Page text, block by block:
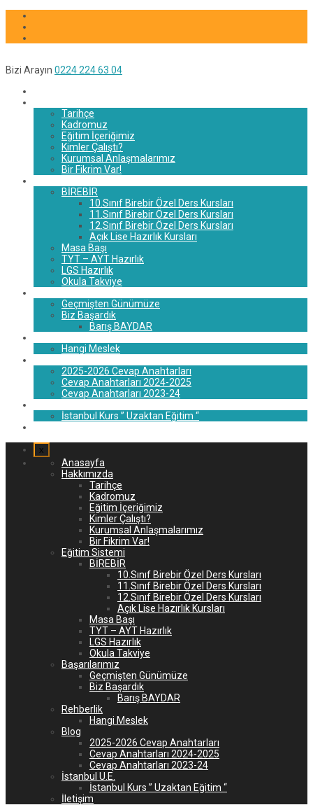
Bizi Arayın 0224 224 63 04
Tarihçe
Kadromuz
Eğitim İçeriğimiz
Kimler Çalıştı?
Kurumsal Anlaşmalarımız
Bir Fikrim Var!
BİREBİR
10.Sınıf Birebir Özel Ders Kursları
11.Sınıf Birebir Özel Ders Kursları
12.Sınıf Birebir Özel Ders Kursları
Açık Lise Hazırlık Kursları
Masa Başı
TYT – AYT Hazırlık
LGS Hazırlık
Okula Takviye
Geçmişten Günümüze
Biz Başardık
Barış BAYDAR
Hangi Meslek
2025-2026 Cevap Anahtarları
Cevap Anahtarları 2024-2025
Cevap Anahtarları 2023-24
İstanbul Kurs ” Uzaktan Eğitim “
x
Anasayfa
Hakkımızda
Tarihçe
Kadromuz
Eğitim İçeriğimiz
Kimler Çalıştı?
Kurumsal Anlaşmalarımız
Bir Fikrim Var!
Eğitim Sistemi
BİREBİR
10.Sınıf Birebir Özel Ders Kursları
11.Sınıf Birebir Özel Ders Kursları
12.Sınıf Birebir Özel Ders Kursları
Açık Lise Hazırlık Kursları
Masa Başı
TYT – AYT Hazırlık
LGS Hazırlık
Okula Takviye
Başarılarımız
Geçmişten Günümüze
Biz Başardık
Barış BAYDAR
Rehberlik
Hangi Meslek
Blog
2025-2026 Cevap Anahtarları
Cevap Anahtarları 2024-2025
Cevap Anahtarları 2023-24
İstanbul U.E.
İstanbul Kurs ” Uzaktan Eğitim “
İletişim